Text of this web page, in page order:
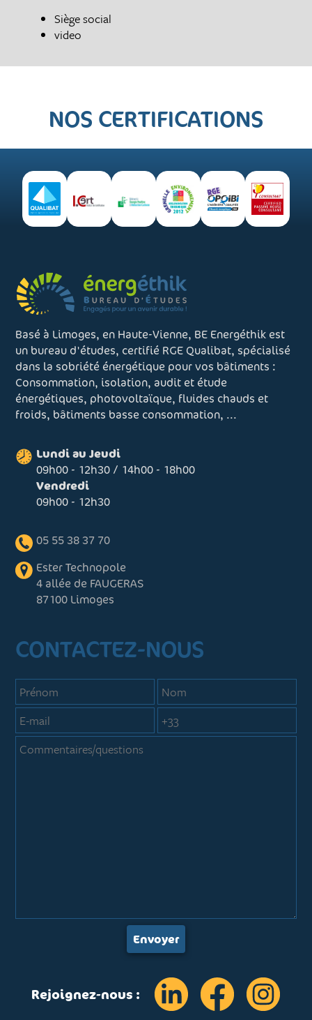
Siège social
video
NOS CERTIFICATIONS
Basé à Limoges, en Haute-Vienne, BE Energéthik est
un bureau d'études, certifié RGE Qualibat, spécialisé
dans la sobriété énergétique pour vos bâtiments :
Consommation, isolation, audit et étude
énergétiques, photovoltaïque, fluides chauds et
froids, bâtiments basse consommation, ...
Lundi au Jeudi
09h00 - 12h30 / 14h00 - 18h00
Vendredi
09h00 - 12h30
05 55 38 37 70
Ester Technopole
4 allée de FAUGERAS
87100 Limoges
CONTACTEZ-NOUS